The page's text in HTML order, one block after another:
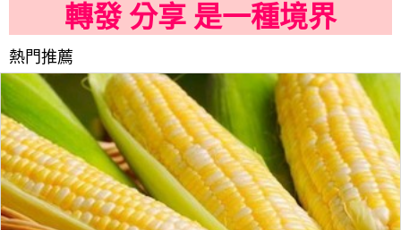
轉發 分享 是一種境界
熱門推薦